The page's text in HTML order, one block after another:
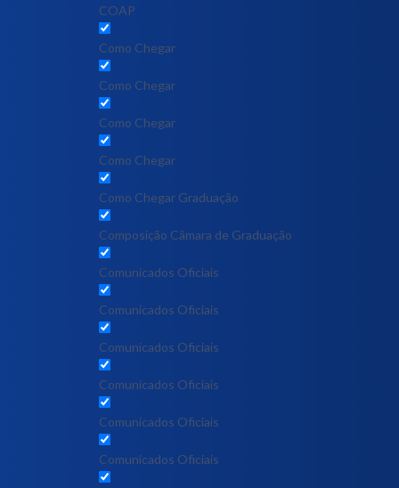
COAP
Como Chegar
Como Chegar
Como Chegar
Como Chegar
Como Chegar Graduação
Composição Câmara de Graduação
Comunicados Oficiais
Comunicados Oficiais
Comunicados Oficiais
Comunicados Oficiais
Comunicados Oficiais
Comunicados Oficiais